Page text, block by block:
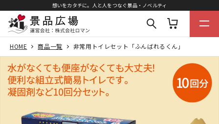
想いをカタチに。人と人をつなぐ景品・ノベルティ
HOME 商品一覧 非常用トイレセット「ふんばれるくん」